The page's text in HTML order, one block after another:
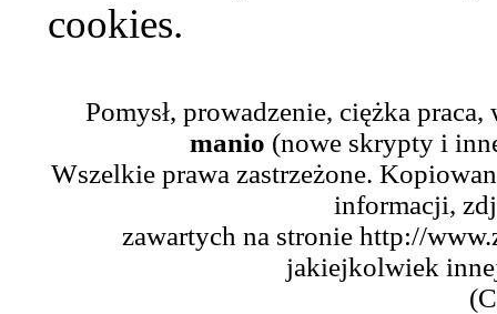
cookies.
Pomysł, prowadzenie, ciężka
manio (nowe skrypty i
Wszelkie prawa zastrzeżone.
informacji,
zawartych na stronie http://
jakiejkolwiek